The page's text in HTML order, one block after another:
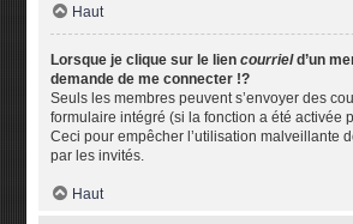
Haut
Lorsque je clique sur le liencourrield’un
demande de me connecter !?
Seuls les membres peuvent s’envoyer des
formulaire intégré (si la fonction a été activée
Ceci pour empêcher l’utilisation malveillante
par les invités.
Haut